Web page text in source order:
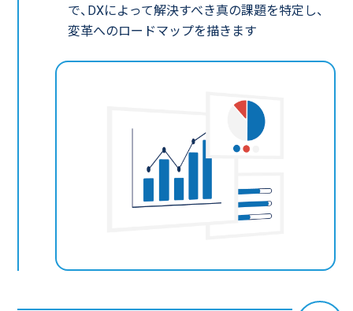
で、DXによって解決すべき真の課題を特定し、
変革へのロードマップを描きます